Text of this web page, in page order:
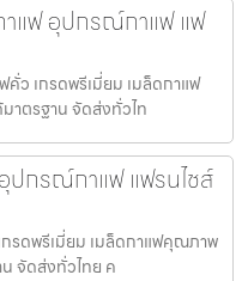
าแฟ อุปกรณ์กาแฟ แฟ
ว เกรดพรีเมี่ยม เมล็ดกาแฟ
าตรฐาน จัดส่งทั่วไท
ปกรณ์กาแฟ แฟรนไชส์
กรดพรีเมี่ยม เมล็ดกาแฟคุณภาพ
จัดส่งทั่วไทย ค